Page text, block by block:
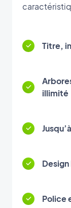
Titre,
illimité
Police